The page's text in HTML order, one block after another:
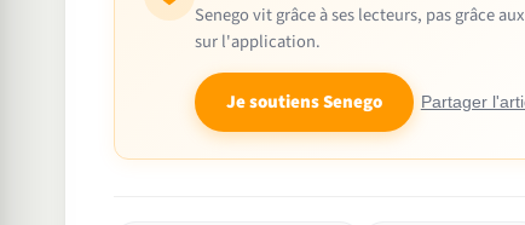
Senego vit grâce à ses lecteurs, pas grâce
sur l'application.
Je soutiens Senego Partager